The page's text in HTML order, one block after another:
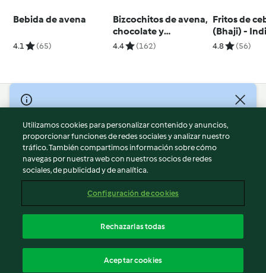
Bebida de avena
4.1 (65)
Bizcochitos de avena,
chocolate y
mandarina
4.4 (162)
Fritos de
(Bhaji) -
4.8 (56)
© Copyright 2026
Términos de uso
Política de privacidad
Aviso legal
Información legal
Reportar contenido
Declaración de accesibilidad
Utilizamos cookies para personalizar contenido y anuncios,
proporcionar funciones de redes sociales y analizar nuestro
tráfico. También compartimos información sobre cómo
navegas por nuestra web con nuestros socios de redes
sociales, de publicidad y de analítica.
Configuración de cookies
Rechazarlas todas
Aceptar cookies